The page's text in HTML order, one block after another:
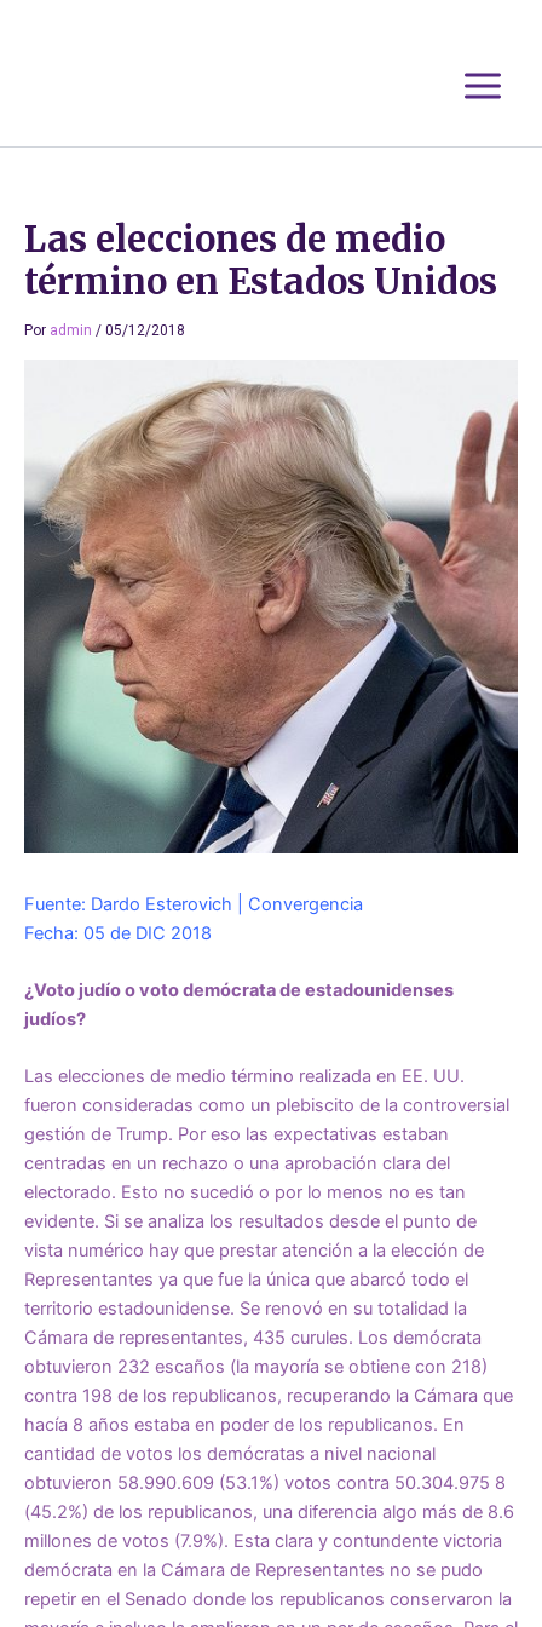
Las elecciones de medio
término en Estados Unidos
Por admin / 05/12/2018
Fuente: Dardo Esterovich | Convergencia
Fecha: 05 de DIC 2018
¿Voto judío o voto demócrata de estadounidenses
judíos?
Las elecciones de medio término realizada en EE. UU.
fueron consideradas como un plebiscito de la controversial
gestión de Trump. Por eso las expectativas estaban
centradas en un rechazo o una aprobación clara del
electorado. Esto no sucedió o por lo menos no es tan
evidente. Si se analiza los resultados desde el punto de
vista numérico hay que prestar atención a la elección de
Representantes ya que fue la única que abarcó todo el
territorio estadounidense. Se renovó en su totalidad la
Cámara de representantes, 435 curules. Los demócrata
obtuvieron 232 escaños (la mayoría se obtiene con 218)
contra 198 de los republicanos, recuperando la Cámara que
hacía 8 años estaba en poder de los republicanos. En
cantidad de votos los demócratas a nivel nacional
obtuvieron 58.990.609 (53.1%) votos contra 50.304.975 8
(45.2%) de los republicanos, una diferencia algo más de 8.6
millones de votos (7.9%). Esta clara y contundente victoria
demócrata en la Cámara de Representantes no se pudo
repetir en el Senado donde los republicanos conservaron la